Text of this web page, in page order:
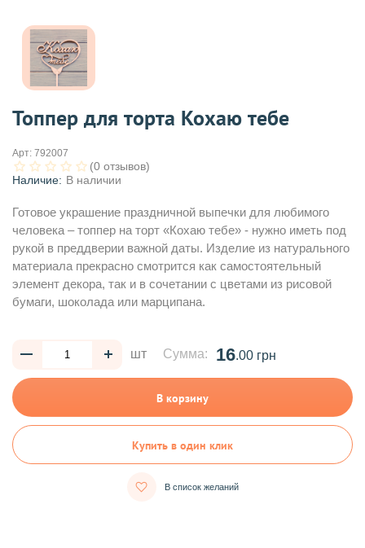
Топпер для торта Кохаю тебе
Арт: 792007
(0 отзывов)
Наличие: В наличии
Готовое украшение праздничной выпечки для любимого
человека – топпер на торт «Кохаю тебе» - нужно иметь под
рукой в преддверии важной даты. Изделие из натурального
материала прекрасно смотрится как самостоятельный
элемент декора, так и в сочетании с цветами из рисовой
бумаги, шоколада или марципана.
шт Сумма: 16.00 грн
В корзину
Купить в один клик
В список желаний